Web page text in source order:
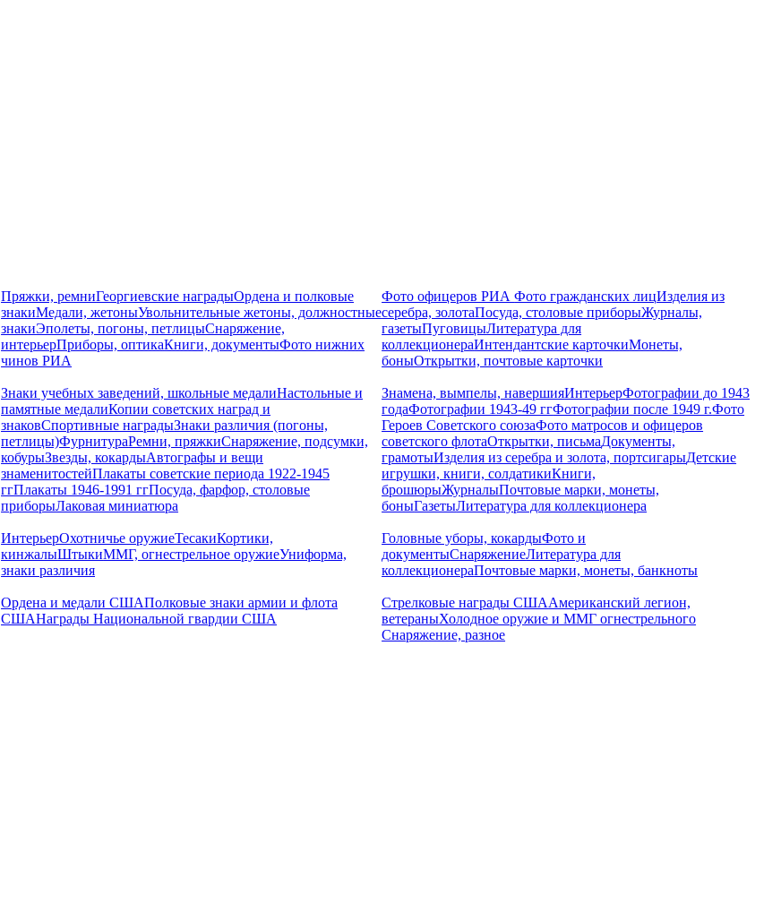
Пряжки, ремниГеоргиевские наградыОрдена и полковые
знакиМедали, жетоныУвольнительные жетоны, должностные
знакиЭполеты, погоны, петлицыСнаряжение,
интерьерПриборы, оптикаКниги, документыФото нижних
чинов РИА
Фото офицеров РИАФото гражданских лицИзделия из
серебра, золотаПосуда, столовые приборыЖурналы,
газетыПуговицыЛитература для
коллекционераИнтендантские карточкиМонеты,
боныОткрытки, почтовые карточки
Знаки учебных заведений, школьные медалиНастольные и
памятные медалиКопии советских наград и
знаковСпортивные наградыЗнаки различия (погоны,
петлицы)ФурнитураРемни, пряжкиСнаряжение, подсумки,
кобурыЗвезды, кокардыАвтографы и вещи
знаменитостейПлакаты советские периода 1922-1945
ггПлакаты 1946-1991 ггПосуда, фарфор, столовые
приборыЛаковая миниатюра
Знамена, вымпелы, навершияИнтерьерФотографии до 1943
годаФотографии 1943-49 ггФотографии после 1949 г.Фото
Героев Советского союзаФото матросов и офицеров
советского флотаОткрытки, письмаДокументы,
грамотыИзделия из серебра и золота, портсигарыДетские
игрушки, книги, солдатикиКниги,
брошюрыЖурналыПочтовые марки, монеты,
боныГазетыЛитература для коллекционера
ИнтерьерОхотничье оружиеТесакиКортики,
кинжалыШтыкиММГ, огнестрельное оружиеУниформа,
знаки различия
Головные уборы, кокардыФото и
документыСнаряжениеЛитература для
коллекционераПочтовые марки, монеты, банкноты
Ордена и медали СШАПолковые знаки армии и флота
СШАНаграды Национальной гвардии США
Стрелковые награды СШААмериканский легион,
ветераныХолодное оружие и ММГ огнестрельного
Снаряжение, разное